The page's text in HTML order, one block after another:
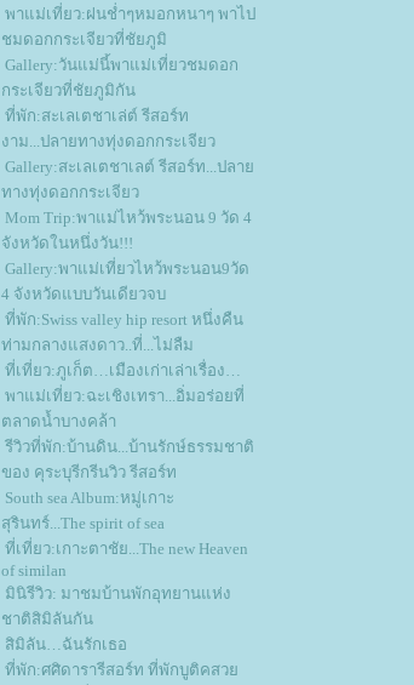
พาแม่เที่ยว:ฝนช่ำๆหมอกหนาๆ พาไป
ชมดอกกระเจียวที่ชัยภูมิ
Gallery:วันแม่นี้พาแม่เที่ยวชมดอก
กระเจียวที่ชัยภูมิกัน
ที่พัก:สะเลเตชาเล่ต์ รีสอร์ท
งาม...ปลายทางทุ่งดอกกระเจียว
Gallery:สะเลเตชาเลต์ รีสอร์ท...ปลา
ทางทุ่งดอกกระเจียว
Mom Trip:พาแม่ไหว้พระนอน 9 วัด 4
จังหวัดในหนึ่งวัน!!!
Gallery:พาแม่เที่ยวไหว้พระนอน9วัด
4 จังหวัดแบบวันเดียวจบ
ที่พัก:Swiss valley hip resort หนึ่งคืน
ท่ามกลางแสงดาว..ที่...ไม่ลืม
ที่เที่ยว:ภูเก็ต…เมืองเก่าเล่าเรื่อง
พาแม่เที่ยว:ฉะเชิงเทรา...อิ่มอร่อยที่
ตลาดน้ำบางคล้า
รีวิวที่พัก:บ้านดิน...บ้านรักษ์ธรรมชาติ
ของ คุระบุรีกรีนวิว รีสอร์ท
South sea Album:หมู่เกาะ
สุรินทร์...The spirit of sea
ที่เที่ยว:เกาะตาชัย...The new Heaven
of similan
มินิรีวิว: มาชมบ้านพักอุทยานแห่ง
ชาติสิมิลันกัน
สิมิลัน…ฉันรักเธอ
ที่พัก:ศศิดารารีสอร์ท ที่พักบูติคสว